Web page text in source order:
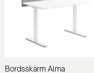
Bordsskärm Alma